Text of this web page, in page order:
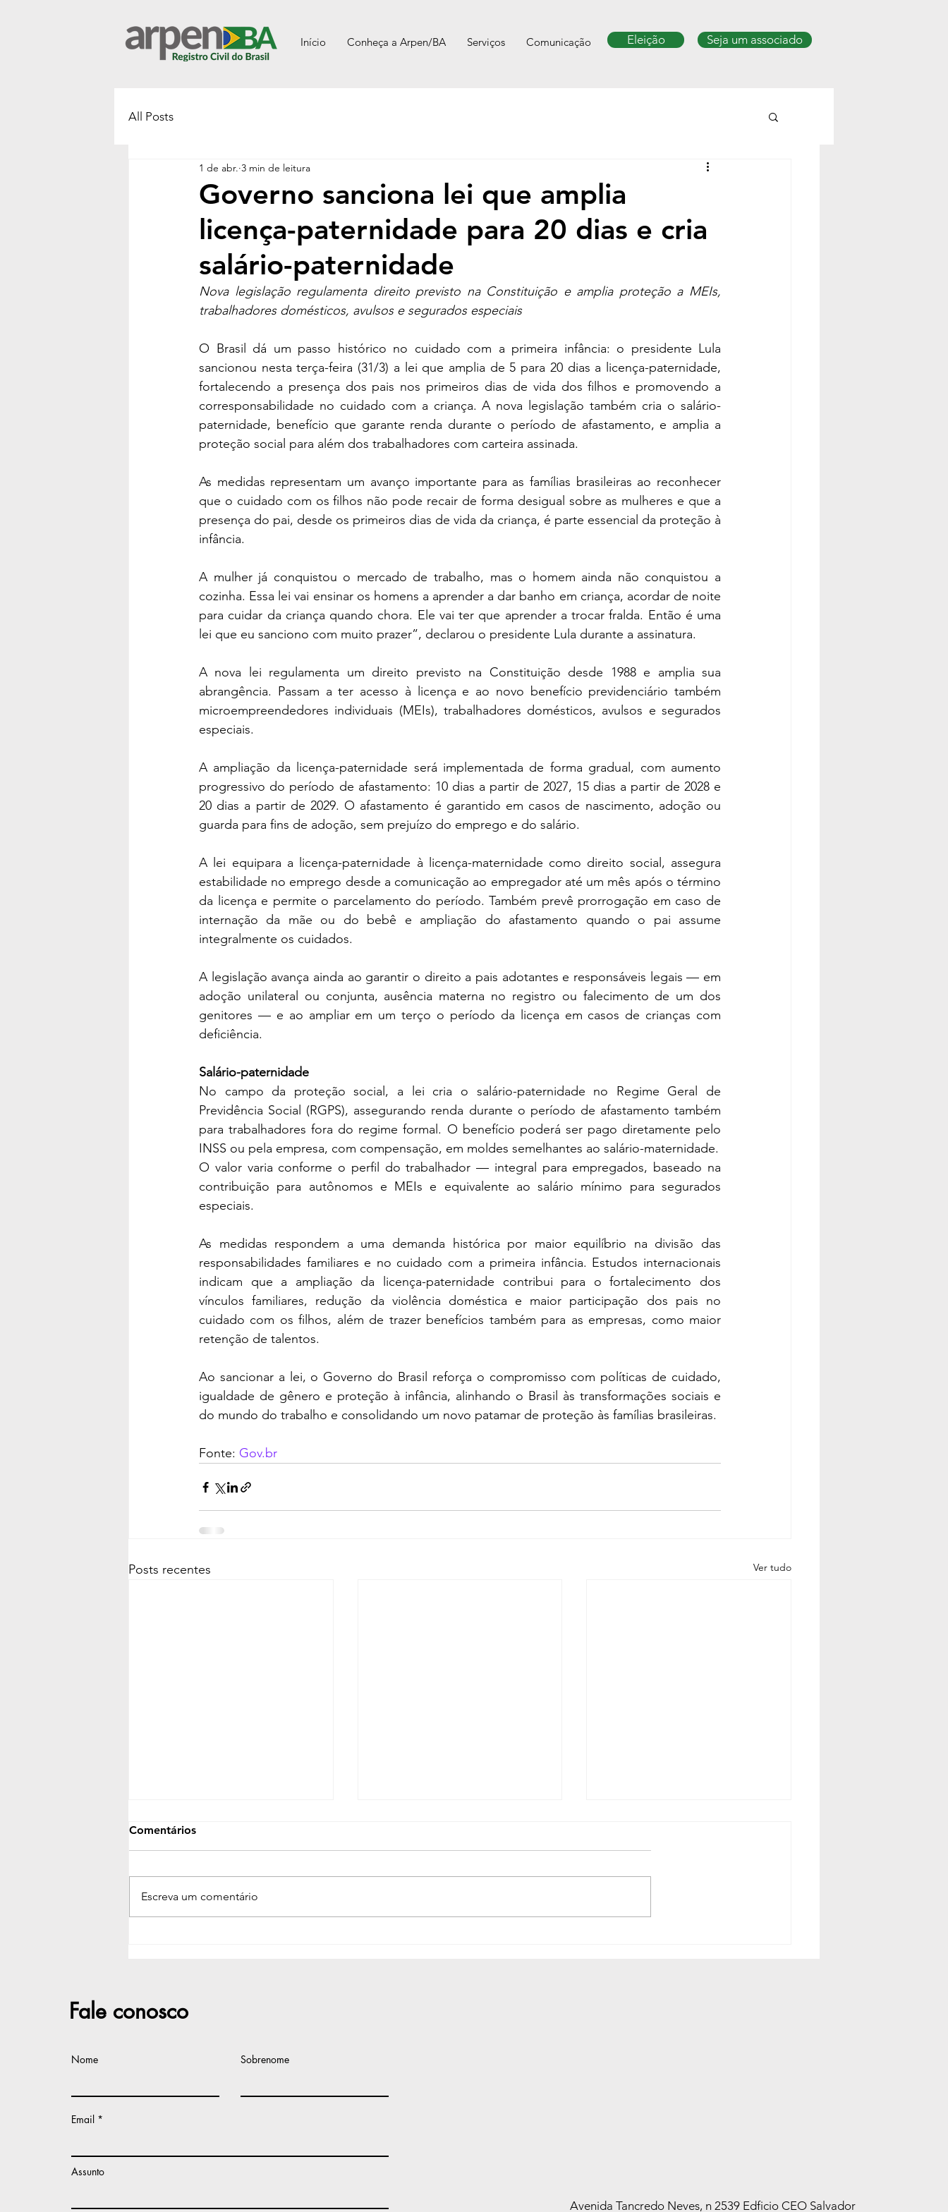
Início Conheça a Arpen/BA Serviços Comunicação Eleição Seja um associado
All Posts
Governo sanciona lei que amplia
licença-paternidade para 20 dias e cria
salário-paternidade
1 de abr. 3 min de leitura
Nova legislação regulamenta direito previsto na Constituição e amplia proteção a MEIs,
trabalhadores domésticos, avulsos e segurados especiais
O Brasil dá um passo histórico no cuidado com a primeira infância: o presidente Lula
sancionou nesta terça-feira (31/3) a lei que amplia de 5 para 20 dias a licença-paternidade,
fortalecendo a presença dos pais nos primeiros dias de vida dos filhos e promovendo a
corresponsabilidade no cuidado com a criança. A nova legislação também cria o salário-
paternidade, benefício que garante renda durante o período de afastamento, e amplia a
proteção social para além dos trabalhadores com carteira assinada.
As medidas representam um avanço importante para as famílias brasileiras ao reconhecer
que o cuidado com os filhos não pode recair de forma desigual sobre as mulheres e que a
presença do pai, desde os primeiros dias de vida da criança, é parte essencial da proteção à
infância.
A mulher já conquistou o mercado de trabalho, mas o homem ainda não conquistou a
cozinha. Essa lei vai ensinar os homens a aprender a dar banho em criança, acordar de noite
para cuidar da criança quando chora. Ele vai ter que aprender a trocar fralda. Então é uma
lei que eu sanciono com muito prazer”, declarou o presidente Lula durante a assinatura.
A nova lei regulamenta um direito previsto na Constituição desde 1988 e amplia sua
abrangência. Passam a ter acesso à licença e ao novo benefício previdenciário também
microempreendedores individuais (MEIs), trabalhadores domésticos, avulsos e segurados
especiais.
A ampliação da licença-paternidade será implementada de forma gradual, com aumento
progressivo do período de afastamento: 10 dias a partir de 2027, 15 dias a partir de 2028 e
20 dias a partir de 2029. O afastamento é garantido em casos de nascimento, adoção ou
guarda para fins de adoção, sem prejuízo do emprego e do salário.
A lei equipara a licença-paternidade à licença-maternidade como direito social, assegura
estabilidade no emprego desde a comunicação ao empregador até um mês após o término
da licença e permite o parcelamento do período. Também prevê prorrogação em caso de
internação da mãe ou do bebê e ampliação do afastamento quando o pai assume
integralmente os cuidados.
A legislação avança ainda ao garantir o direito a pais adotantes e responsáveis legais — em
adoção unilateral ou conjunta, ausência materna no registro ou falecimento de um dos
genitores — e ao ampliar em um terço o período da licença em casos de crianças com
deficiência.
Salário-paternidade
No campo da proteção social, a lei cria o salário-paternidade no Regime Geral de
Previdência Social (RGPS), assegurando renda durante o período de afastamento também
para trabalhadores fora do regime formal. O benefício poderá ser pago diretamente pelo
INSS ou pela empresa, com compensação, em moldes semelhantes ao salário-maternidade.
O valor varia conforme o perfil do trabalhador — integral para empregados, baseado na
contribuição para autônomos e MEIs e equivalente ao salário mínimo para segurados
especiais.
As medidas respondem a uma demanda histórica por maior equilíbrio na divisão das
responsabilidades familiares e no cuidado com a primeira infância. Estudos internacionais
indicam que a ampliação da licença-paternidade contribui para o fortalecimento dos
vínculos familiares, redução da violência doméstica e maior participação dos pais no
cuidado com os filhos, além de trazer benefícios também para as empresas, como maior
retenção de talentos.
Ao sancionar a lei, o Governo do Brasil reforça o compromisso com políticas de cuidado,
igualdade de gênero e proteção à infância, alinhando o Brasil às transformações sociais e
do mundo do trabalho e consolidando um novo patamar de proteção às famílias brasileiras.
Fonte: Gov.br
Posts recentes Ver tudo
no próximo dia 7
Comentários
Escreva um comentário
Fale conosco
Nome Sobrenome
Email
Assunto
Avenida Tancredo Neves, n 2539 Edficio CEO Salvador